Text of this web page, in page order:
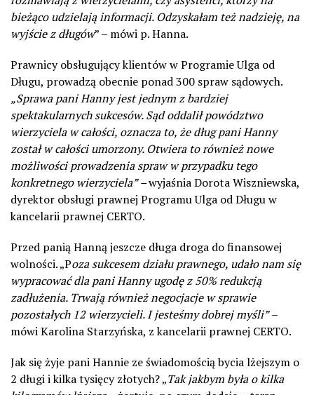
bieżąco udzielają informacji. Odzyskałam też nadzieję, na
wyjście z długów” – mówi p. Hanna.
Prawnicy obsługujący klientów w Programie Ulga od
Długu, prowadzą obecnie ponad 300 spraw sądowych.
„Sprawa pani Hanny jest jednym z bardziej
spektakularnych sukcesów. Sąd oddalił powództwo
wierzyciela w całości, oznacza to, że dług pani Hanny
został w całości umorzony. Otwiera to również nowe
możliwości prowadzenia spraw w przypadku tego
konkretnego wierzyciela” –wyjaśnia Dorota Wiszniewska,
dyrektor obsługi prawnej Programu Ulga od Długu w
kancelarii prawnej CERTO.
Przed panią Hanną jeszcze długa droga do finansowej
wolności. „Poza sukcesem działu prawnego, udało nam się
wypracować dla pani Hanny ugodę z 50% redukcją
zadłużenia. Trwają również negocjacje w sprawie
pozostałych 12 wierzycieli. I jesteśmy dobrej myśli”–
mówi Karolina Starzyńska, z kancelarii prawnej CERTO.
Jak się żyje pani Hannie ze świadomością bycia lżejszym o
2 długi i kilka tysięcy złotych? „Tak jakbym była o kilka